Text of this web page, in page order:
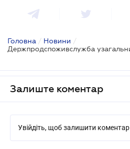
Головна / Новини /
Залиште коментар
Увійдіть, щоб залишити коментар